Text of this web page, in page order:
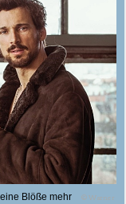
Blöße mehr © Warner